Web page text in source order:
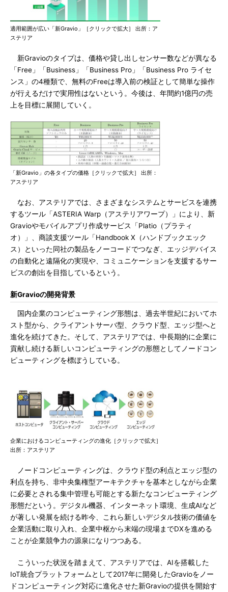
適用範囲が広い「新Gravio」［クリックで拡大］ 出所：ア
ステリア
新Gravioのタイプは、価格や貸し出しセンサー数などが異なる
「Free」「Business」「Business Pro」「Business Pro ライセ
ンス」の4種類で、無料のFreeは導入前の検証として簡単な操作
が行えるだけで実用性はないという。今後は、年間約1億円の売
上を目標に展開していく。
「新Gravio」の各タイプの価格［クリックで拡大］ 出所：
アステリア
なお、アステリアでは、さまざまなシステムとサービスを連携
するツール「ASTERIA Warp（アステリアワープ）」により、新
Gravioやモバイルアプリ作成サービス「Platio（プラティ
オ）」、商談支援ツール「Handbook X（ハンドブックエック
ス）といった同社の製品をノーコードでつなぎ、エッジデバイス
の自動化と遠隔化の実現や、コミュニケーションを支援するサー
ビスの創出を目指しているという。
新Gravioの開発背景
国内企業のコンピューティング形態は、過去半世紀においてホ
スト型から、クライアントサーバ型、クラウド型、エッジ型へと
進化を続けてきた。そして、アステリアでは、中長期的に企業に
貢献し続ける新しいコンピューティングの形態としてノードコン
ピューティングを標ぼうしている。
企業におけるコンピューティングの進化［クリックで拡大］
出所：アステリア
ノードコンピューティングは、クラウド型の利点とエッジ型の
利点を持ち、非中央集権型アーキテクチャを基本としながら企業
に必要とされる集中管理も可能とする新たなコンピューティング
形態だという。デジタル機器、インターネット環境、生成AIなど
が著しい発展を続ける昨今、これら新しいデジタル技術の価値を
企業活動に取り入れ、企業中枢から末端の現場までDXを進める
ことが企業競争力の源泉になりつつある。
こういった状況を踏まえて、アステリアでは、AIを搭載した
IoT統合プラットフォームとして2017年に開発したGravioをノー
ドコンピューティング対応に進化させた新Gravioの提供を開始す